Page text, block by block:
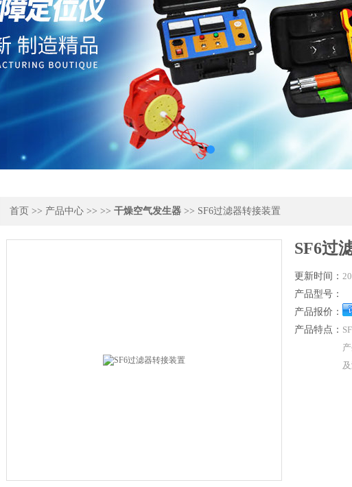
首页 >> 产品中心 >> >> 干燥空气发生器 >> SF6过滤器转接装置
SF6过
更新时间：
产品型号：
产品报价：
产品特点：